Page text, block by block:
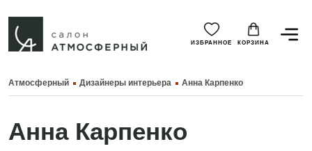
ИЗБРАННОЕ КОРЗИНА
Атмосферный Дизайнеры интерьера Анна Карпенко
Анна Карпенко